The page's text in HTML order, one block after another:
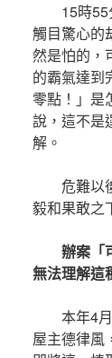
15時
觸目驚心的
然是怕的，
的霸氣達到
零點！」是
說，這不是
解。
危難以
毅和果敢之
辦案「
無法理解這
本年4
屋主德律風